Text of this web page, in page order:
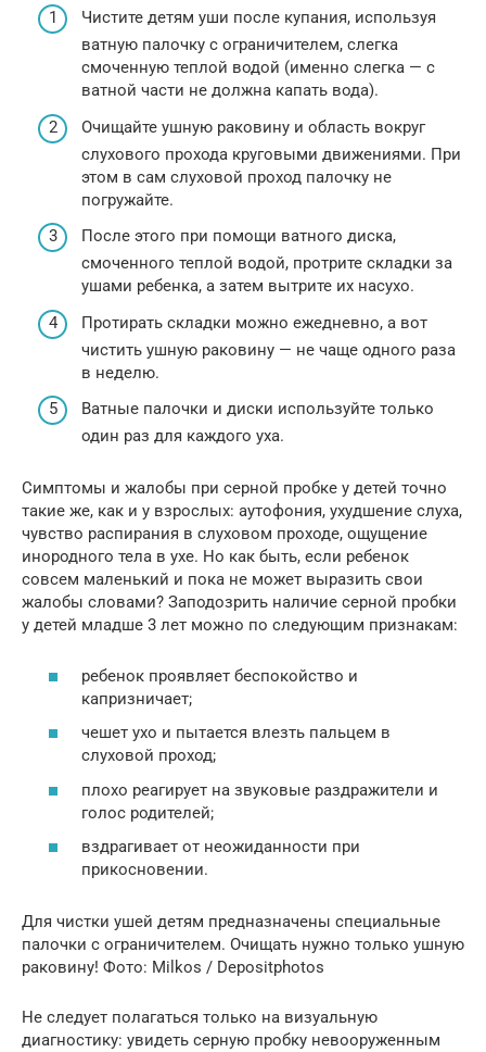
Чистите детям уши после купания, используя
ватную палочку с ограничителем, слегка
смоченную теплой водой (именно слегка — с
ватной части не должна капать вода).
Очищайте ушную раковину и область вокруг
слухового прохода круговыми движениями. При
этом в сам слуховой проход палочку не
погружайте.
После этого при помощи ватного диска,
смоченного теплой водой, протрите складки за
ушами ребенка, а затем вытрите их насухо.
Протирать складки можно ежедневно, а вот
чистить ушную раковину — не чаще одного раза
в неделю.
Ватные палочки и диски используйте только
один раз для каждого уха.
Симптомы и жалобы при серной пробке у детей точно
такие же, как и у взрослых: аутофония, ухудшение слуха,
чувство распирания в слуховом проходе, ощущение
инородного тела в ухе. Но как быть, если ребенок
совсем маленький и пока не может выразить свои
жалобы словами? Заподозрить наличие серной пробки
у детей младше 3 лет можно по следующим признакам:
ребенок проявляет беспокойство и
капризничает;
чешет ухо и пытается влезть пальцем в
слуховой проход;
плохо реагирует на звуковые раздражители и
голос родителей;
вздрагивает от неожиданности при
прикосновении.
Для чистки ушей детям предназначены специальные
палочки с ограничителем. Очищать нужно только ушную
раковину! Фото: Milkos / Depositphotos
Не следует полагаться только на визуальную
диагностику: увидеть серную пробку невооруженным